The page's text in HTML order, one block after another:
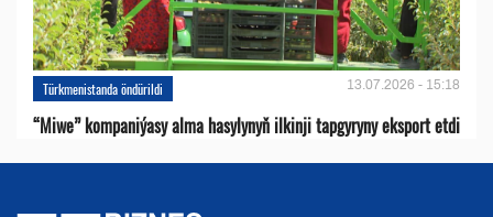
Türkmenistanda öndürildi 13.07.2026 - 15:18
“Miwe” kompaniýasy alma hasylynyň ilkinji tapgyryny eksport etdi